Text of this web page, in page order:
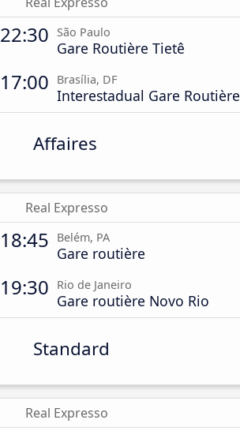
22:30 São Paulo
Gare Routière Tietê
17:00 Brasília, DF
Interestadual Gare Routière
Affaires
Real Expresso
18:45 Belém, PA
Gare routière
19:30 Rio de Janeiro
Gare routière Novo Rio
Standard
Real Expresso